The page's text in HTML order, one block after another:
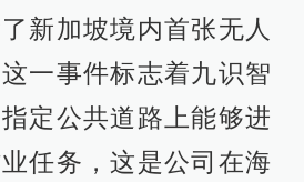
新加坡境内首张无人
一事件标志着九识智
定公共道路上能够进
任务，这是公司在海